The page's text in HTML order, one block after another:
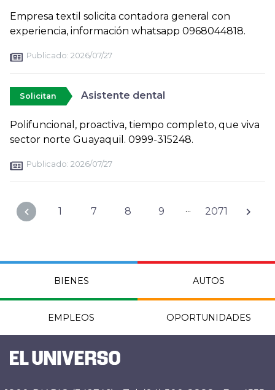
Empresa textil solicita contadora general con
experiencia, información whatsapp 0968044818.
Publicado: 2026/07/27
Solicitan Asistente dental
Polifuncional, proactiva, tiempo completo, que viva
sector norte Guayaquil. 0999-315248.
Publicado: 2026/07/27
1 7 8 9 ... 2071
BIENES AUTOS
EMPLEOS OPORTUNIDADES